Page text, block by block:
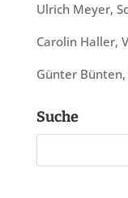
Ulrich Meyer,
Carolin Haller,
Günter
Suche